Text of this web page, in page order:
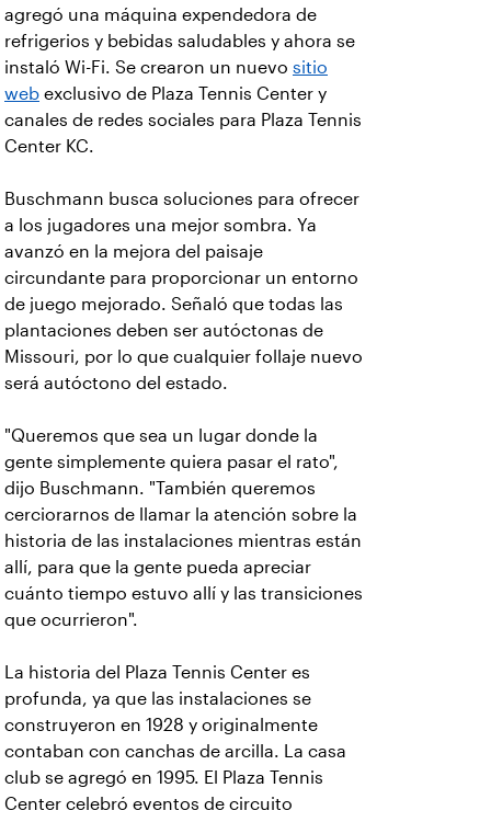
agregó una máquina expendedora de
refrigerios y bebidas saludables y ahora se
instaló Wi-Fi. Se crearon un nuevo sitio
web exclusivo de Plaza Tennis Center y
canales de redes sociales para Plaza Tennis
Center KC.
Buschmann busca soluciones para ofrecer
a los jugadores una mejor sombra. Ya
avanzó en la mejora del paisaje
circundante para proporcionar un entorno
de juego mejorado. Señaló que todas las
plantaciones deben ser autóctonas de
Missouri, por lo que cualquier follaje nuevo
será autóctono del estado.
"Queremos que sea un lugar donde la
gente simplemente quiera pasar el rato",
dijo Buschmann. "También queremos
cerciorarnos de llamar la atención sobre la
historia de las instalaciones mientras están
allí, para que la gente pueda apreciar
cuánto tiempo estuvo allí y las transiciones
que ocurrieron".
La historia del Plaza Tennis Center es
profunda, ya que las instalaciones se
construyeron en 1928 y originalmente
contaban con canchas de arcilla. La casa
club se agregó en 1995. El Plaza Tennis
Center celebró eventos de circuito